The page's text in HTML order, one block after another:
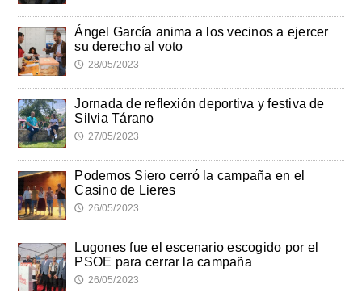
Ángel García anima a los vecinos a ejercer
su derecho al voto
🕔 28/05/2023
Jornada de reflexión deportiva y festiva de
Silvia Tárano
🕔 27/05/2023
Podemos Siero cerró la campaña en el
Casino de Lieres
🕔 26/05/2023
Lugones fue el escenario escogido por el
PSOE para cerrar la campaña
🕔 26/05/2023